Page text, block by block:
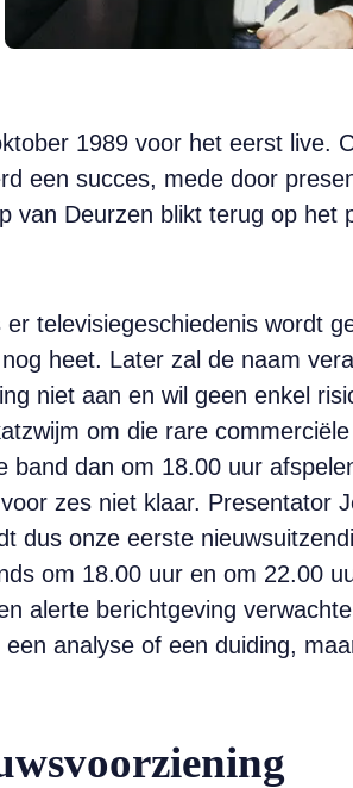
1989 voor het eerst
een succes, mede door
van Deurzen blikt terug op het
televisiegeschiedenis wordt
heet. Later zal de naam
niet aan en wil geen enkel
om die rare
band dan om 18.00 uur
zes niet klaar. Presentator
dus onze eerste
om 18.00 uur en om 22.00
alerte berichtgeving
analyse of een duiding,